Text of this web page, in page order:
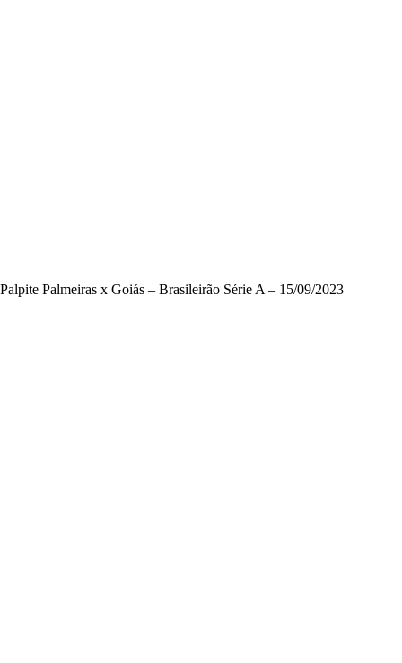
Palpite Palmeiras x Goiás – Brasileirão Série A – 15/09/2023